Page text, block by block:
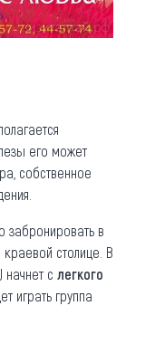
его может
собственное
забронировать в
краевой столице. В
начнет с легкого
играть группа